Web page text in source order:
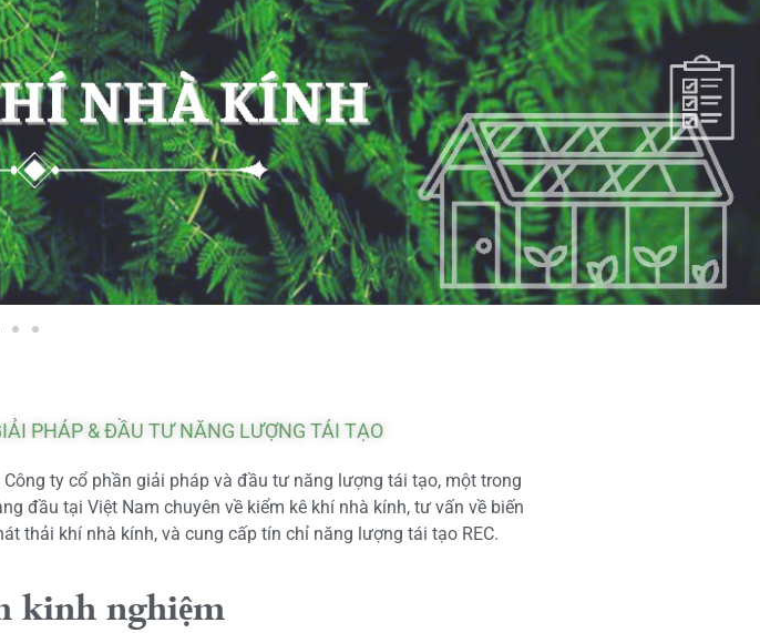
PHÁP & ĐẦU TƯ NĂNG LƯỢNG TÁI TẠO
ty cổ phần giải pháp và đầu tư năng lượng tái tạo, một trong
đầu tại Việt Nam chuyên về kiểm kê khí nhà kính, tư vấn về biến
thải khí nhà kính, và cung cấp tín chỉ năng lượng tái tạo REC.
kinh nghiệm